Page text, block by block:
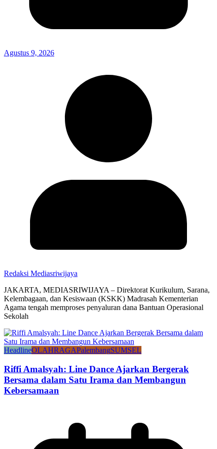
Agustus 9, 2026
Redaksi Mediasriwijaya
JAKARTA, MEDIASRIWIJAYA – Direktorat Kurikulum, Sarana,
Kelembagaan, dan Kesiswaan (KSKK) Madrasah Kementerian
Agama tengah memproses penyaluran dana Bantuan Operasional
Sekolah
HeadlineOLAHRAGAPalembangSUMSEL
Riffi Amalsyah: Line Dance Ajarkan Bergerak
Bersama dalam Satu Irama dan Membangun
Kebersamaan